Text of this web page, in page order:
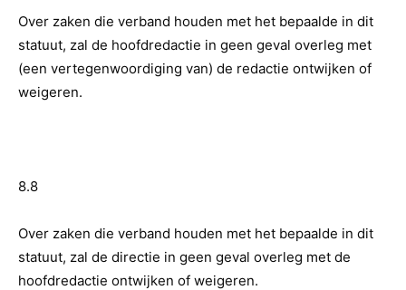
Over zaken die verband houden met het bepaalde in dit
statuut, zal de hoofdredactie in geen geval overleg met
(een vertegenwoordiging van) de redactie ontwijken of
weigeren.
8.8
Over zaken die verband houden met het bepaalde in dit
statuut, zal de directie in geen geval overleg met de
hoofdredactie ontwijken of weigeren.